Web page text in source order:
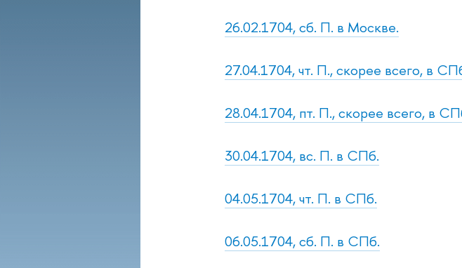
26.02.1704, сб. П. в Москве.
27.04.1704, чт. П., скорее всего, в
28.04.1704, пт. П., скорее всего, в
30.04.1704, вс. П. в СПб.
04.05.1704, чт. П. в СПб.
06.05.1704, сб. П. в СПб.